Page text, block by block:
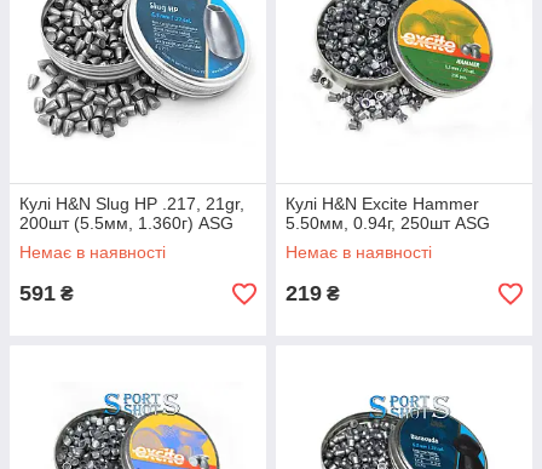
Кулі H&N Slug HP .217, 21gr,
200шт (5.5мм, 1.360г) ASG
Немає в наявності
591 ₴
Кулі H&N Excite Hammer
5.50мм, 0.94г, 250шт ASG
Немає в наявності
219 ₴